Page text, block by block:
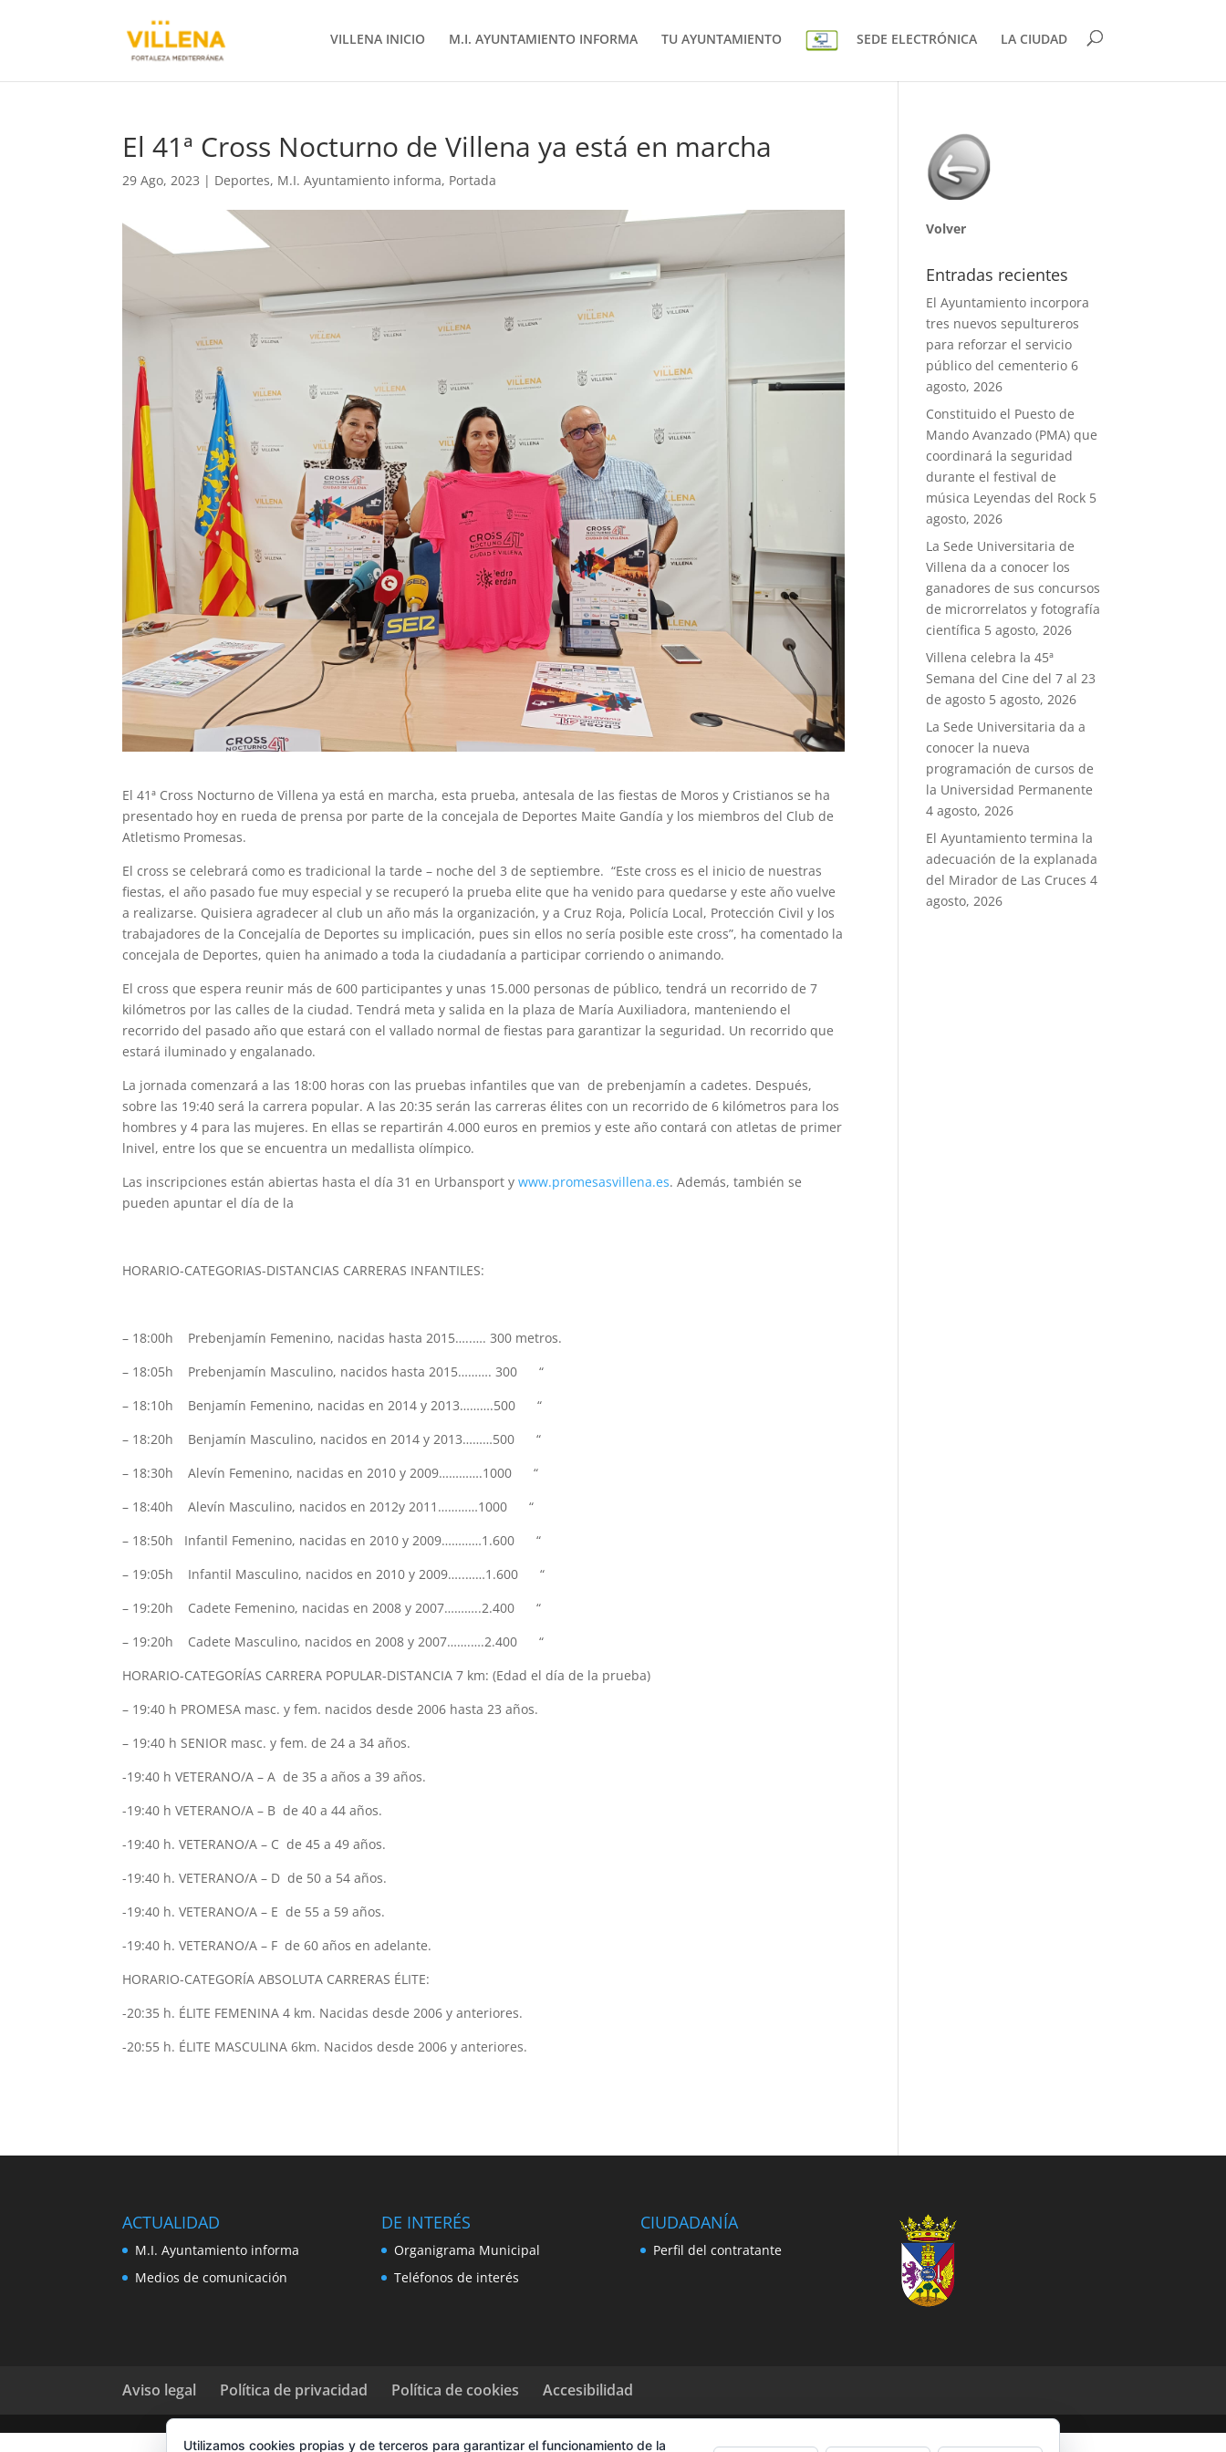
VILLENA INICIO M.I. AYUNTAMIENTO INFORMA TU AYUNTAMIENTO SEDE ELECTRÓNICA LA CIUDAD
El 41ª Cross Nocturno de Villena ya está en marcha
29 Ago, 2023 | Deportes, M.I. Ayuntamiento informa, Portada
El 41ª Cross Nocturno de Villena ya está en marcha, esta prueba, antesala de las fiestas de Moros y Cristianos se ha
presentado hoy en rueda de prensa por parte de la concejala de Deportes Maite Gandía y los miembros del Club de
Atletismo Promesas.
El cross se celebrará como es tradicional la tarde – noche del 3 de septiembre. “Este cross es el inicio de nuestras
fiestas, el año pasado fue muy especial y se recuperó la prueba elite que ha venido para quedarse y este año vuelve
a realizarse. Quisiera agradecer al club un año más la organización, y a Cruz Roja, Policía Local, Protección Civil y los
trabajadores de la Concejalía de Deportes su implicación, pues sin ellos no sería posible este cross”, ha comentado la
concejala de Deportes, quien ha animado a toda la ciudadanía a participar corriendo o animando.
El cross que espera reunir más de 600 participantes y unas 15.000 personas de público, tendrá un recorrido de 7
kilómetros por las calles de la ciudad. Tendrá meta y salida en la plaza de María Auxiliadora, manteniendo el
recorrido del pasado año que estará con el vallado normal de fiestas para garantizar la seguridad. Un recorrido que
estará iluminado y engalanado.
La jornada comenzará a las 18:00 horas con las pruebas infantiles que van de prebenjamín a cadetes. Después,
sobre las 19:40 será la carrera popular. A las 20:35 serán las carreras élites con un recorrido de 6 kilómetros para los
hombres y 4 para las mujeres. En ellas se repartirán 4.000 euros en premios y este año contará con atletas de primer
lnivel, entre los que se encuentra un medallista olímpico.
Las inscripciones están abiertas hasta el día 31 en Urbansport ywww.promesasvillena.es. Además, también se
pueden apuntar el día de la
HORARIO-CATEGORIAS-DISTANCIAS CARRERAS INFANTILES:
– 18:00h Prebenjamín Femenino, nacidas hasta 2015…..…. 300 metros.
– 18:05h Prebenjamín Masculino, nacidos hasta 2015………. 300 “
– 18:10h Benjamín Femenino, nacidas en 2014 y 2013……….500 “
– 18:20h Benjamín Masculino, nacidos en 2014 y 2013………500 “
– 18:30h Alevín Femenino, nacidas en 2010 y 2009………….1000 “
– 18:40h Alevín Masculino, nacidos en 2012y 2011…………1000 “
– 18:50h Infantil Femenino, nacidas en 2010 y 2009…………1.600 “
– 19:05h Infantil Masculino, nacidos en 2010 y 2009…..……1.600 “
– 19:20h Cadete Femenino, nacidas en 2008 y 2007………..2.400 “
– 19:20h Cadete Masculino, nacidos en 2008 y 2007…….….2.400 “
HORARIO-CATEGORÍAS CARRERA POPULAR-DISTANCIA 7 km: (Edad el día de la prueba)
– 19:40 h PROMESA masc. y fem. nacidos desde 2006 hasta 23 años.
– 19:40 h SENIOR masc. y fem. de 24 a 34 años.
-19:40 h VETERANO/A – A de 35 a años a 39 años.
-19:40 h VETERANO/A – B de 40 a 44 años.
-19:40 h. VETERANO/A – C de 45 a 49 años.
-19:40 h. VETERANO/A – D de 50 a 54 años.
-19:40 h. VETERANO/A – E de 55 a 59 años.
-19:40 h. VETERANO/A – F de 60 años en adelante.
HORARIO-CATEGORÍA ABSOLUTA CARRERAS ÉLITE:
-20:35 h. ÉLITE FEMENINA 4 km. Nacidas desde 2006 y anteriores.
-20:55 h. ÉLITE MASCULINA 6km. Nacidos desde 2006 y anteriores.
Volver
Entradas recientes
El Ayuntamiento incorpora
tres nuevos sepultureros
para reforzar el servicio
público del cementerio 6
agosto, 2026
Constituido el Puesto de
Mando Avanzado (PMA) que
coordinará la seguridad
durante el festival de
música Leyendas del Rock 5
agosto, 2026
La Sede Universitaria de
Villena da a conocer los
ganadores de sus concursos
de microrrelatos y fotografía
científica 5 agosto, 2026
Villena celebra la 45ª
Semana del Cine del 7 al 23
de agosto 5 agosto, 2026
La Sede Universitaria da a
conocer la nueva
programación de cursos de
la Universidad Permanente
4 agosto, 2026
El Ayuntamiento termina la
adecuación de la explanada
del Mirador de Las Cruces 4
agosto, 2026
ACTUALIDAD
M.I. Ayuntamiento informa
Medios de comunicación
DE INTERÉS
Organigrama Municipal
Teléfonos de interés
CIUDADANÍA
Perfil del contratante
Aviso legal Política de privacidad Política de cookies Accesibilidad
Utilizamos cookies propias y de terceros para garantizar el funcionamiento de la